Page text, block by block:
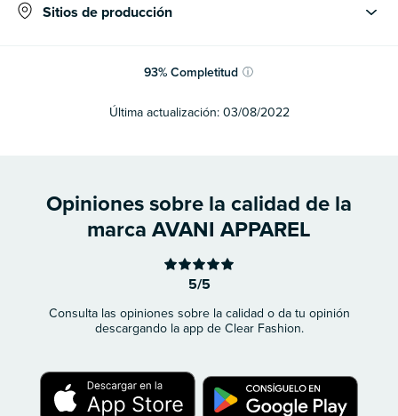
Sitios de producción
93% Completitud ⓘ
Última actualización: 03/08/2022
Opiniones sobre la calidad de la
marca AVANI APPAREL
5/5
Consulta las opiniones sobre la calidad o da tu opinión
descargando la app de Clear Fashion.